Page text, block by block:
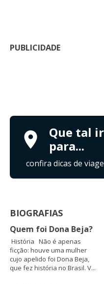
PUBLICIDADE
Que tal ir
para...
confira dicas de
BIOGRAFIAS
Quem foi Dona Beja?
História Não é apenas
ficção: houve uma mulher
cujo apelido foi Dona Beja,
que fez história no Brasil. V...